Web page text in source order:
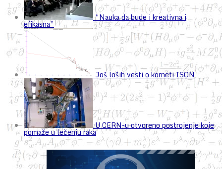
“Nauka da bude i kreativna i
efikasna”
Još loših vesti o kometi ISON
U CERN-u otvoreno postrojenje koje
pomaže u lečenju raka